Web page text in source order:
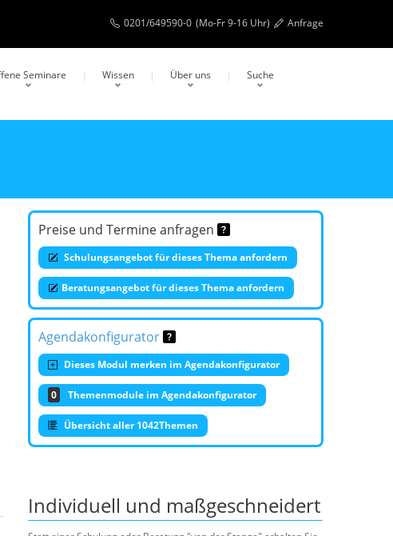
0201/649590-0 (Mo-Fr 9-16 Uhr) Anfrage
Seminare Wissen Über uns Suche
Preise und Termine anfragen
Schulungsangebot für dieses Thema anfordern
Beratungsangebot für dieses Thema anfordern
Agendakonfigurator
Dieses Modul merken im Agendakonfigurator
0 Themenmodule im Agendakonfigurator
Übersicht aller 1042Themen
Individuell und maßgeschneidert